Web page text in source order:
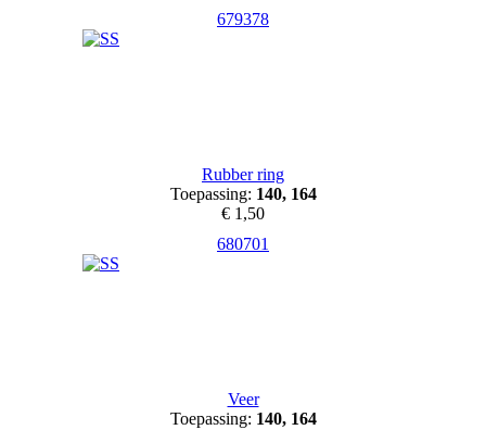
679378
Rubber ring
Toepassing: 140, 164
€ 1,50
680701
Veer
Toepassing: 140, 164